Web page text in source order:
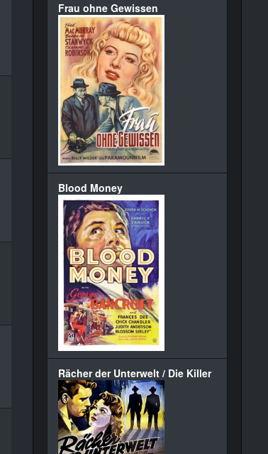
Frau ohne Gewissen
Blood Money
Rächer der Unterwelt / Die Killer